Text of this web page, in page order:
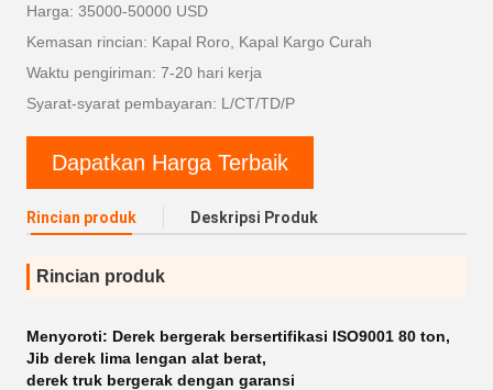
Harga: 35000-50000 USD
Kemasan rincian: Kapal Roro, Kapal Kargo Curah
Waktu pengiriman: 7-20 hari kerja
Syarat-syarat pembayaran: L/CT/TD/P
Dapatkan Harga Terbaik
Rincian produk Deskripsi Produk
Rincian produk
Menyoroti: Derek bergerak bersertifikasi ISO9001 80 ton,
Jib derek lima lengan alat berat,
derek truk bergerak dengan garansi